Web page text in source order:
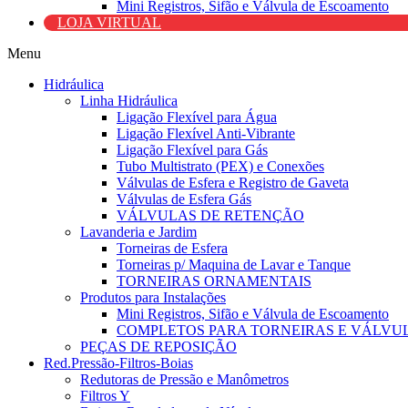
Mini Registros, Sifão e Válvula de Escoamento
LOJA VIRTUAL
Menu
Hidráulica
Linha Hidráulica
Ligação Flexível para Água
Ligação Flexível Anti-Vibrante
Ligação Flexível para Gás
Tubo Multistrato (PEX) e Conexões
Válvulas de Esfera e Registro de Gaveta
Válvulas de Esfera Gás
VÁLVULAS DE RETENÇÃO
Lavanderia e Jardim
Torneiras de Esfera
Torneiras p/ Maquina de Lavar e Tanque
TORNEIRAS ORNAMENTAIS
Produtos para Instalações
Mini Registros, Sifão e Válvula de Escoamento
COMPLETOS PARA TORNEIRAS E
PEÇAS DE REPOSIÇÃO
Red.Pressão-Filtros-Boias
Redutoras de Pressão e Manômetros
Filtros Y